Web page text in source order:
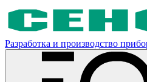
Разработка и производство